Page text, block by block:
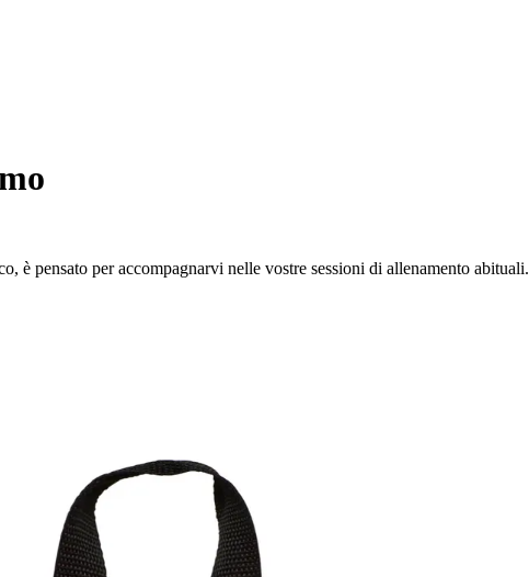
è pensato per accompagnarvi nelle vostre sessioni di allenamento abituali.